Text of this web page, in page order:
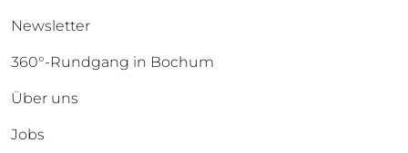
Newsletter
360°-Rundgang in Bochum
Über uns
Jobs